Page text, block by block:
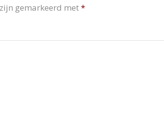
gemarkeerd met*